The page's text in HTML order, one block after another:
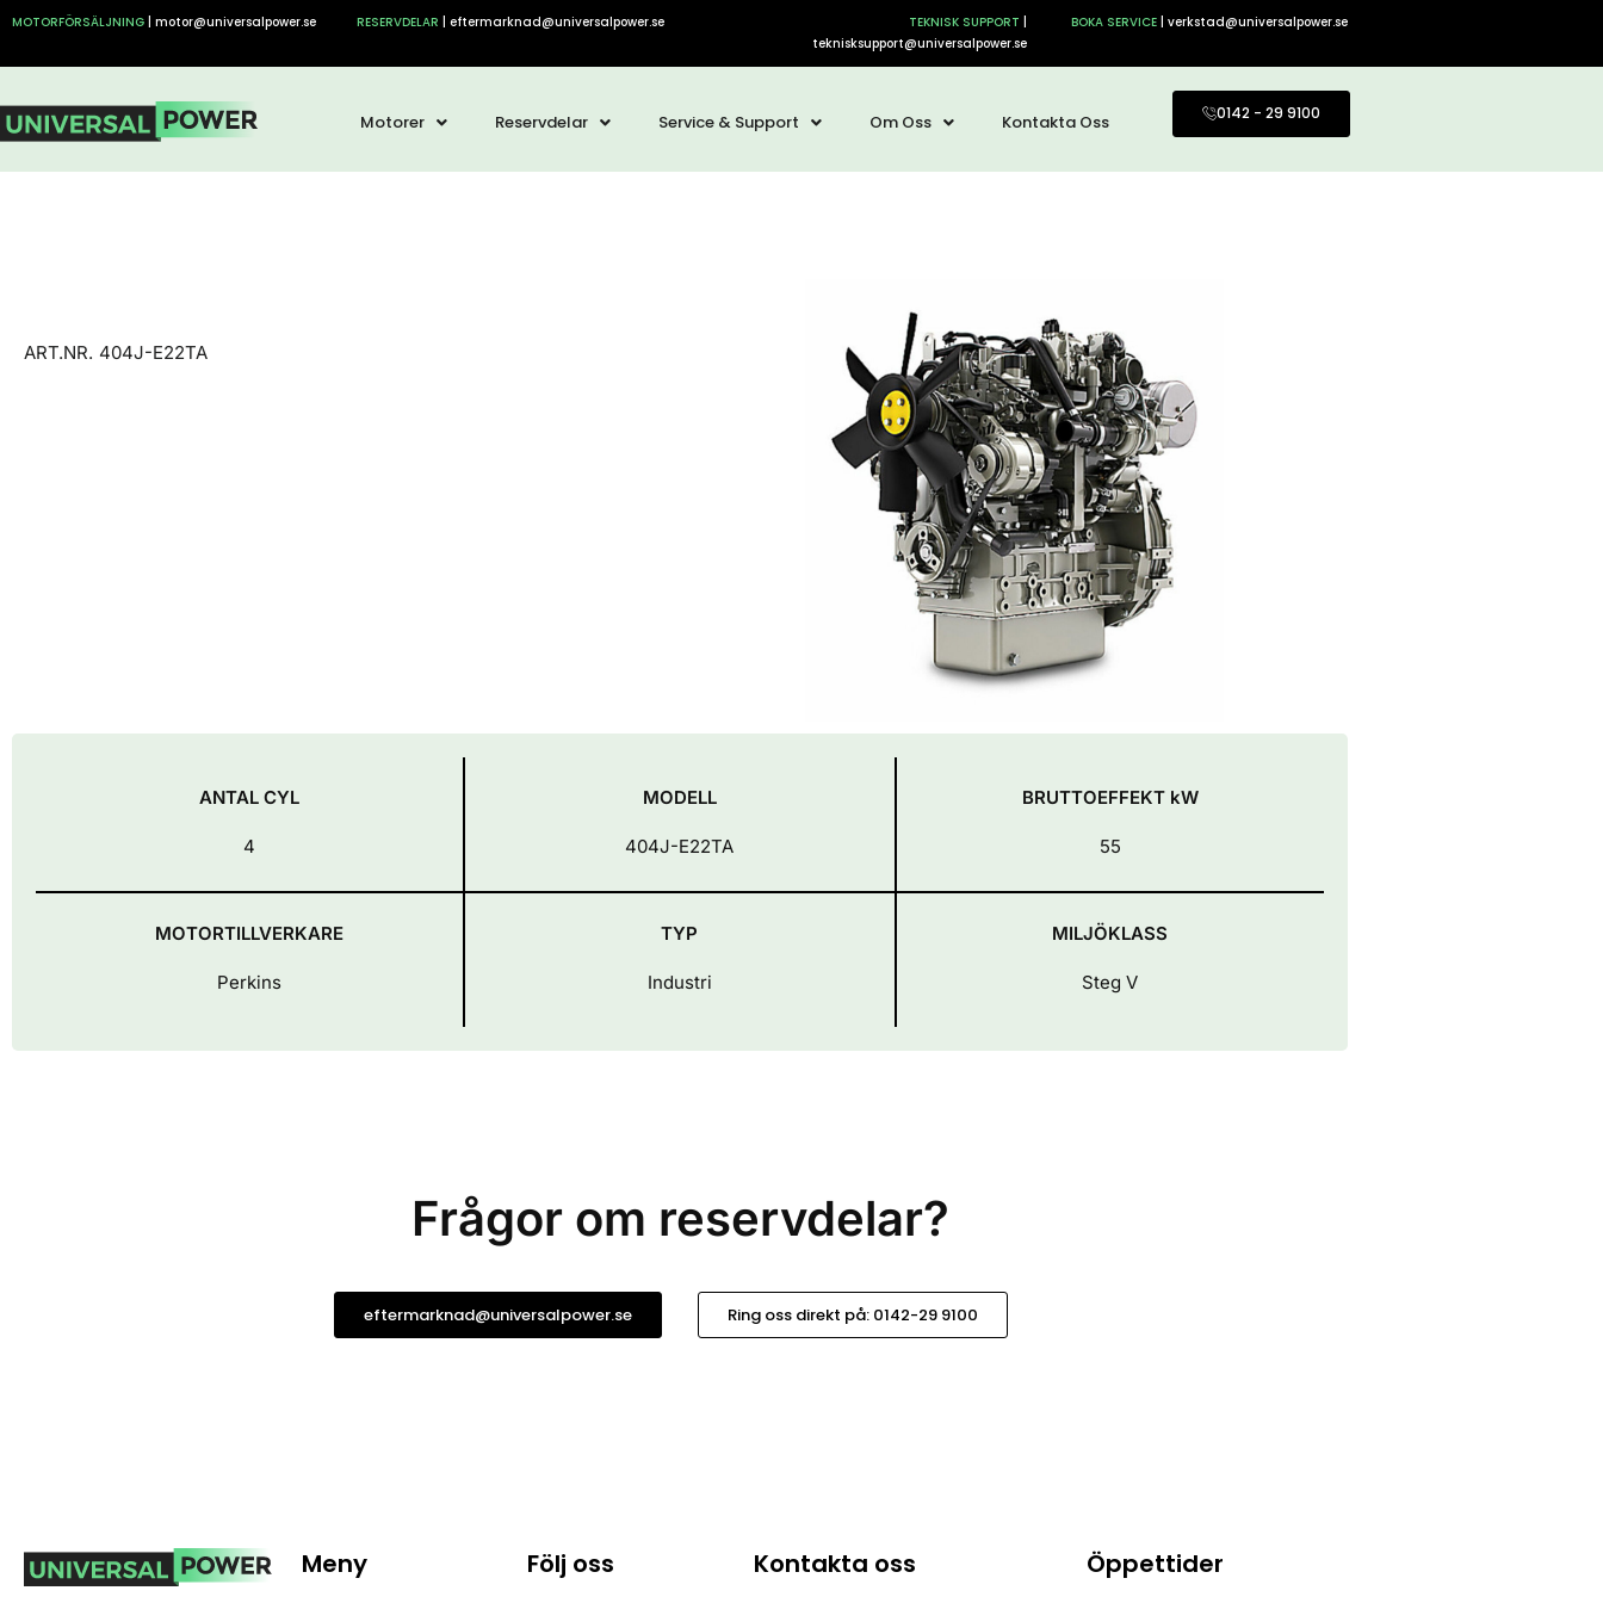
Hoppa
innehåll
MOTORFÖRSÄLJNING | motor@universalpower.se RESERVDELAR | eftermarknad@universalpower.se TEKNISK SUPPORT
teknisksupport@universalpower.se
BOKA SERVICE| verkstad@universalpower.se
Motorer Reservdelar Service & Support Om Oss Kontakta Oss 0142 - 29 9100
ART.NR. 404J-E22TA
ANTAL CYL
4
MODELL
404J-E22TA
BRUTTOEFFEKT kW
55
MOTORTILLVERKARE
Perkins
TYP
Industri
MILJÖKLASS
Steg V
Frågor om reservdelar?
eftermarknad@universalpower.se Ring oss direkt på: 0142-29 9100
Meny Följ oss Kontakta oss Öppettider